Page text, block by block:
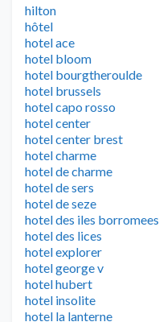
hilton
hôtel
hotel ace
hotel bloom
hotel bourgtheroulde
hotel brussels
hotel capo rosso
hotel center
hotel center brest
hotel charme
hotel de charme
hotel de sers
hotel de seze
hotel des iles borromees
hotel des lices
hotel explorer
hotel george v
hotel hubert
hotel insolite
hotel la lanterne